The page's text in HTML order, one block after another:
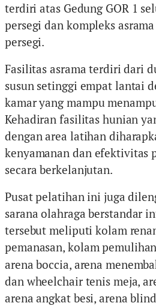
terdiri atas Gedung GOR 1
persegi dan kompleks
persegi.
Fasilitas asrama terdiri dari
susun setinggi empat lantai
kamar yang mampu
Kehadiran fasilitas hunian
dengan area latihan
kenyamanan dan efektivitas
secara berkelanjutan.
Pusat pelatihan ini juga
sarana olahraga berstandar
tersebut meliputi kolam
pemanasan, kolam
arena boccia, arena
dan wheelchair tenis meja,
arena angkat besi, arena